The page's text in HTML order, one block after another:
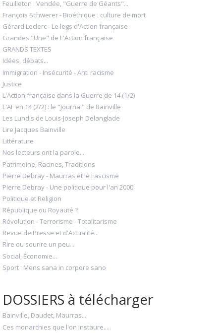
Feuilleton : Vendée, "Guerre de Géants"...
François Schwerer - Bioéthique : culture de mort
Gérard Leclerc - Le legs d'Action française
Grandes "Une" de L'Action française
GRANDS TEXTES
Idées, débats...
Immigration - Insécurité - Anti racisme
Justice
L'Action française dans la Guerre de 14 (1/2)
L'AF en 14 (2/2) : le "Journal" de Bainville
Les Lundis de Louis-Joseph Delanglade
Lire Jacques Bainville
Littérature
Nos lecteurs ont la parole...
Patrimoine, Racines, Traditions
Pierre Debray - Maurras et le Fascisme
Pierre Debray - Une politique pour l'an 2000
Politique et Religion
République ou Royauté ?
Révolution - Terrorisme - Totalitarisme
Revue de Presse et d'Actualité...
Rire ou sourire un peu...
Social, Économie...
Sport : Mens sana in corpore sano
DOSSIERS à télécharger
Bainville, Daudet, Maurras....
Ces monarchies que l'on instaure.....